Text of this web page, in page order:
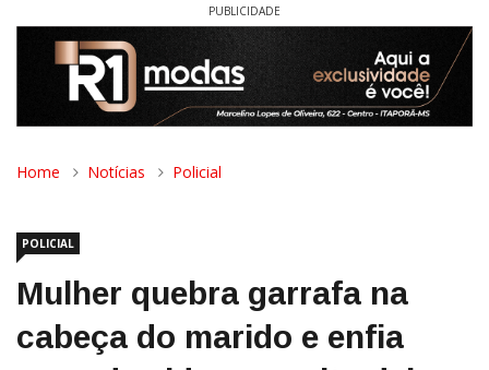
PUBLICIDADE
Home Notícias Policial
POLICIAL
Mulher quebra garrafa na
cabeça do marido e enfia